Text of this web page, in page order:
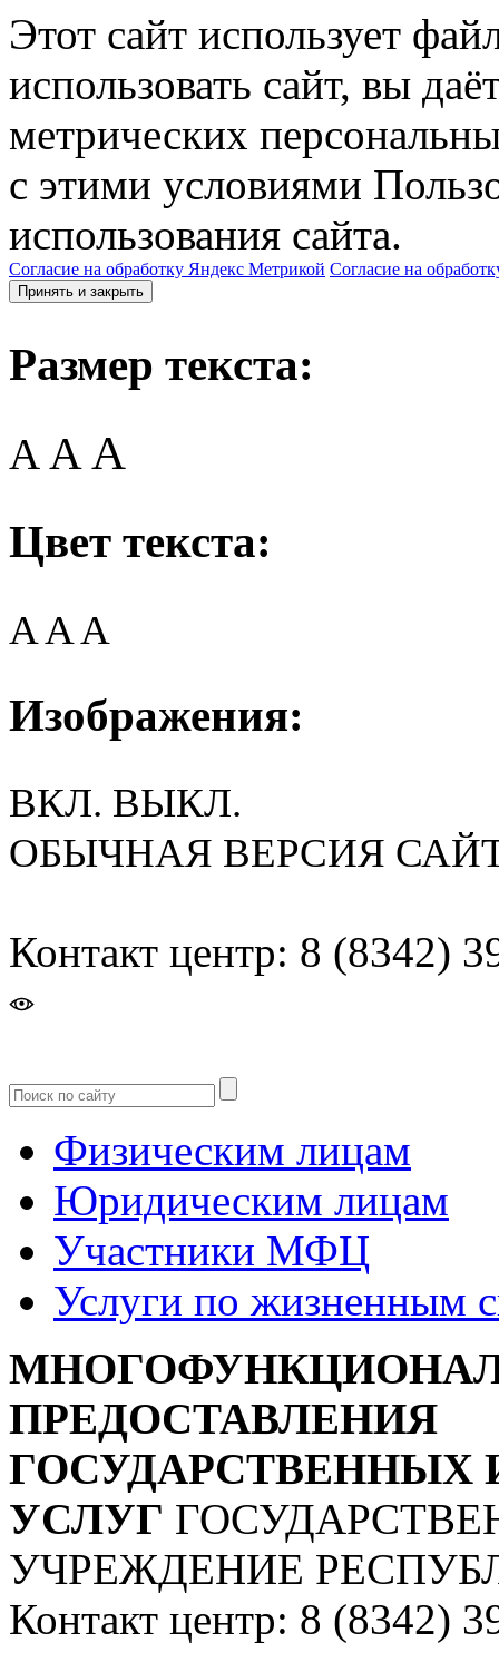
Этот сайт использует
использовать сайт, вы
метрических
с этими условиями
использования сайта.
Согласие на обработку Яндекс Метрикой Согласие на
Принять и закрыть
Размер текста:
A AA
Цвет текста:
AAA
Изображения:
ВКЛ. ВЫКЛ.
ОБЫЧНАЯ ВЕРСИЯ
Контакт центр: 8 (8342)
Физическим лицам
Юридическим лицам
Участники МФЦ
Услуги по жизненным
ПРЕДОСТАВЛЕНИЯ
УСЛУГ
УЧРЕЖДЕНИЕ
Контакт центр: 8 (8342)